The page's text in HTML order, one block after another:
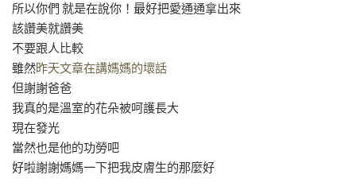
所以你們 就是在說你！最好把愛通通拿出來
該讚美就讚美
不要跟人比較
雖然昨天文章在講媽媽的壞話
但謝謝爸爸
我真的是溫室的花朵被呵護長大
現在發光
當然也是他的功勞吧
好啦謝謝媽媽一下把我皮膚生的那麼好